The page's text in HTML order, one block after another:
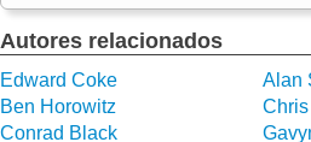
Autores relacionados
Edward Coke
Alan
Ben Horowitz
Chris
Conrad Black